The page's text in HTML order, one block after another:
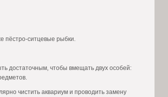
пёстро-ситцевые рыбки.
достаточным, чтобы вмещать двух особей:
чистить аквариум и проводить замену